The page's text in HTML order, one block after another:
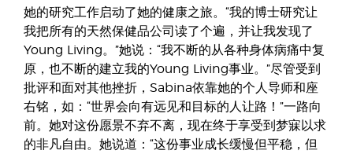
她的研究工作启动了她的健康之旅。“我的博士研究让
我把所有的天然保健品公司读了个遍，并让我发现了
Young Living。”她说：“我不断的从各种身体病痛中复
原，也不断的建立我的Young Living事业。”尽管受到
批评和面对其他挫折，Sabina依靠她的个人导师和座
右铭，如：“世界会向有远见和目标的人让路！”一路向
前。她对这份愿景不弃不离，现在终于享受到梦寐以求
的非凡自由。她说道：“这份事业成长缓慢但平稳，但